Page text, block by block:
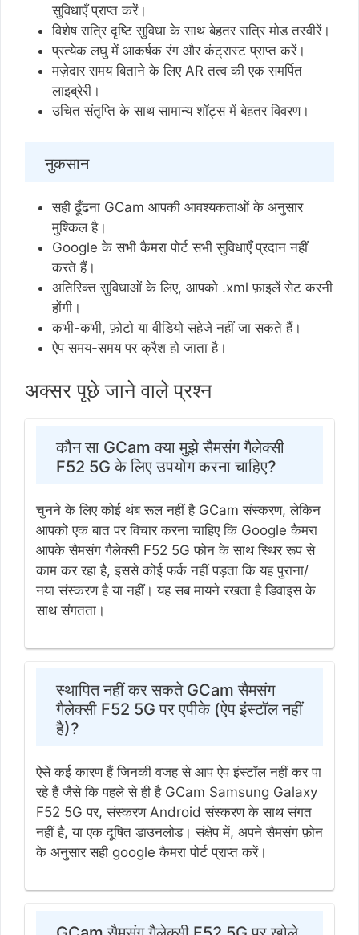
सुविधाएँ प्राप्त करें।
विशेष रात्रि दृष्टि सुविधा के साथ बेहतर रात्रि मोड तस्वीरें।
प्रत्येक लघु में आकर्षक रंग और कंट्रास्ट प्राप्त करें।
मज़ेदार समय बिताने के लिए AR तत्व की एक समर्पित
लाइब्रेरी।
उचित संतृप्ति के साथ सामान्य शॉट्स में बेहतर विवरण।
नुकसान
सही ढूँढना GCam आपकी आवश्यकताओं के अनुसार
मुश्किल है।
Google के सभी कैमरा पोर्ट सभी सुविधाएँ प्रदान नहीं
करते हैं।
अतिरिक्त सुविधाओं के लिए, आपको .xml फ़ाइलें सेट करनी
होंगी।
कभी-कभी, फ़ोटो या वीडियो सहेजे नहीं जा सकते हैं।
ऐप समय-समय पर क्रैश हो जाता है।
अक्सर पूछे जाने वाले प्रश्न
कौन सा GCam क्या मुझे सैमसंग गैलेक्सी
F52 5G के लिए उपयोग करना चाहिए?
चुनने के लिए कोई थंब रूल नहीं है GCam संस्करण, लेकिन
आपको एक बात पर विचार करना चाहिए कि Google कैमरा
आपके सैमसंग गैलेक्सी F52 5G फोन के साथ स्थिर रूप से
काम कर रहा है, इससे कोई फर्क नहीं पड़ता कि यह पुराना/
नया संस्करण है या नहीं। यह सब मायने रखता है डिवाइस के
साथ संगतता।
स्थापित नहीं कर सकते GCam सैमसंग
गैलेक्सी F52 5G पर एपीके (ऐप इंस्टॉल नहीं
है)?
ऐसे कई कारण हैं जिनकी वजह से आप ऐप इंस्टॉल नहीं कर पा
रहे हैं जैसे कि पहले से ही है GCam Samsung Galaxy
F52 5G पर, संस्करण Android संस्करण के साथ संगत
नहीं है, या एक दूषित डाउनलोड। संक्षेप में, अपने सैमसंग फ़ोन
के अनुसार सही google कैमरा पोर्ट प्राप्त करें।